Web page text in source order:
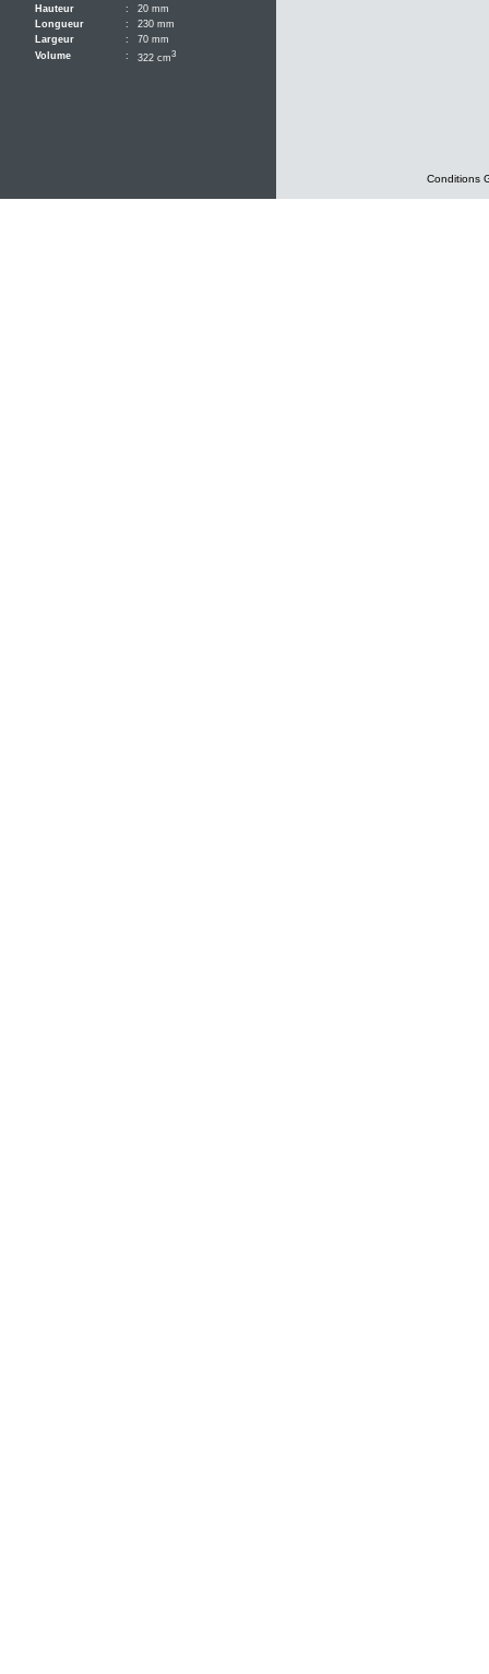
Hauteur
:
20 mm
Longueur
:
230 mm
Largeur
:
70 mm
Volume
: 322 cm3
Conditions